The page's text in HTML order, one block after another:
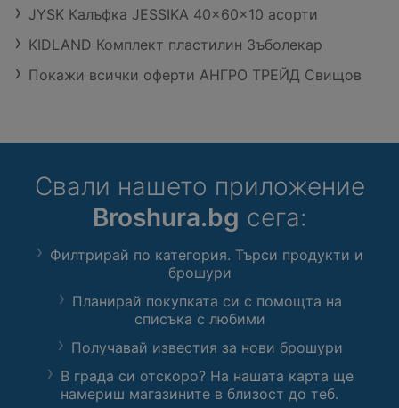
JYSK Калъфка JESSIKA 40x60x10 асорти
KIDLAND Комплект пластилин Зъболекар
Покажи всички оферти АНГРО ТРЕЙД Свищов
Свали нашето приложение
Broshura.bg сега:
Филтрирай по категория. Търси продукти и
брошури
Планирай покупката си с помощта на
списъка с любими
Получавай известия за нови брошури
В града си отскоро? На нашата карта ще
намериш магазините в близост до теб.